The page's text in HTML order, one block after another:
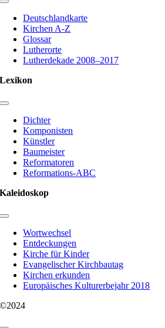
Toggle
NavigationDeutschlandkarte
Kirchen A-Z
Glossar
Lutherorte
Lutherdekade 2008–2017
Lexikon
Toggle
Navigation
Dichter
Komponisten
Künstler
Baumeister
Reformatoren
Reformations-ABC
Kaleidoskop
Toggle
NavigationWortwechsel
Entdeckungen
Kirche für Kinder
Evangelischer Kirchbautag
Kirchen erkunden
Europäisches Kulturerbejahr 2018
©2024